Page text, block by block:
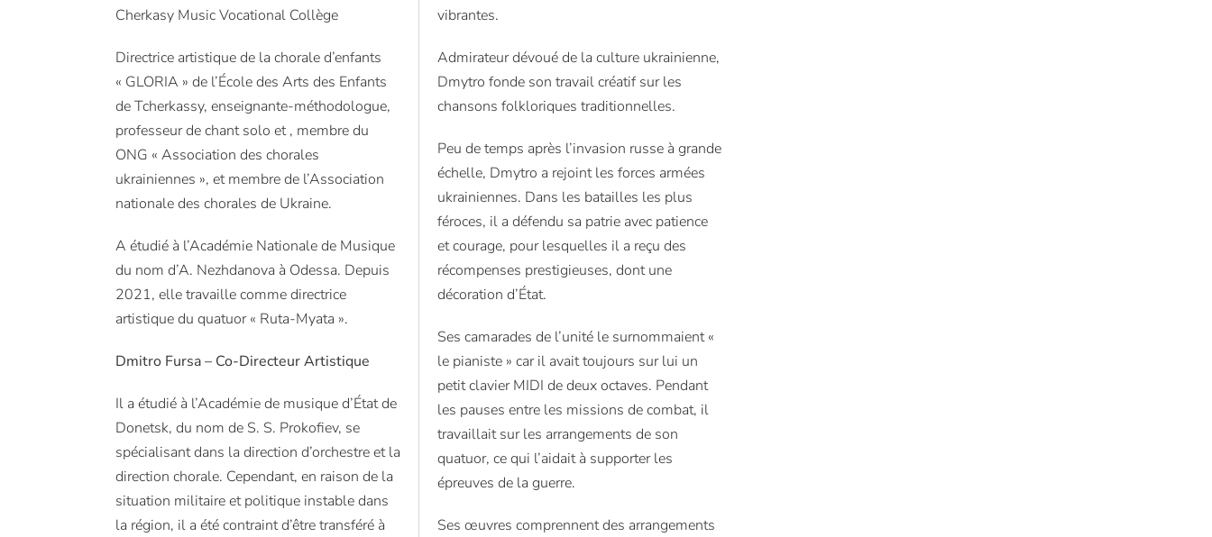
Cherkasy Music Vocational Collège
Directrice artistique de la chorale d’enfants
« GLORIA » de l’École des Arts des Enfants
de Tcherkassy, ​​enseignante-méthodologue,
professeur de chant solo et , membre du
ONG « Association des chorales
ukrainiennes », et membre de l’Association
nationale des chorales de Ukraine.
A étudié à l’Académie Nationale de Musique
du nom d’A. Nezhdanova à Odessa. Depuis
2021, elle travaille comme directrice
artistique du quatuor « Ruta-Myata ».
Dmitro Fursa – Co-Directeur Artistique
Il a étudié à l’Académie de musique d’État de
Donetsk, du nom de S. S. Prokofiev, se
spécialisant dans la direction d’orchestre et la
direction chorale. Cependant, en raison de la
situation militaire et politique instable dans
la région, il a été contraint d’être transféré à
vibrantes.
Admirateur dévoué de la culture ukrainienne,
Dmytro fonde son travail créatif sur les
chansons folkloriques traditionnelles.
Peu de temps après l’invasion russe à grande
échelle, Dmytro a rejoint les forces armées
ukrainiennes. Dans les batailles les plus
féroces, il a défendu sa patrie avec patience
et courage, pour lesquelles il a reçu des
récompenses prestigieuses, dont une
décoration d’État.
Ses camarades de l’unité le surnommaient «
le pianiste » car il avait toujours sur lui un
petit clavier MIDI de deux octaves. Pendant
les pauses entre les missions de combat, il
travaillait sur les arrangements de son
quatuor, ce qui l’aidait à supporter les
épreuves de la guerre.
Ses œuvres comprennent des arrangements